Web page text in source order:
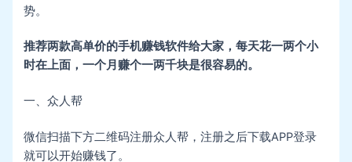
势。
推荐两款高单价的手机赚钱软件给大家，每天花一两个小
时在上面，一个月赚个一两千块是很容易的。
一、众人帮
微信扫描下方二维码注册众人帮，注册之后下载APP登录
就可以开始赚钱了。